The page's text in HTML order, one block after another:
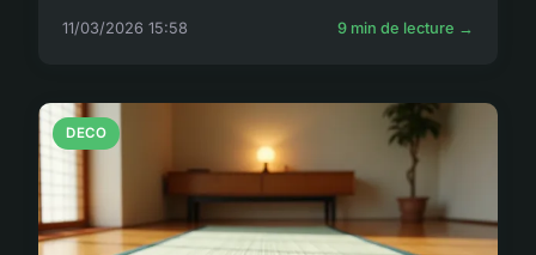
11/03/2026 15:58 9 min de lecture →
DECO